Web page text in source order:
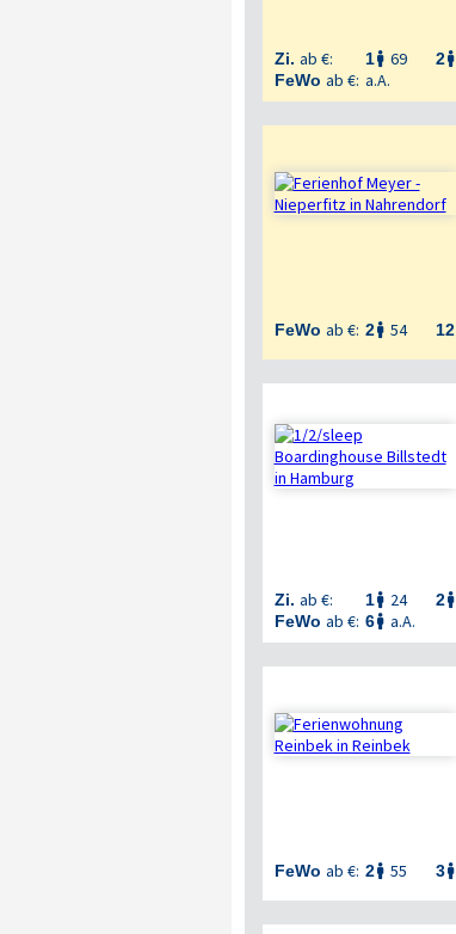
Zi. ab €: 1 69 2
FeWo ab €: a.A.
FeWo ab €: 2 54 12
Zi. ab €: 1 24 2
FeWo ab €: 6 a.A.
FeWo ab €: 2 55 3